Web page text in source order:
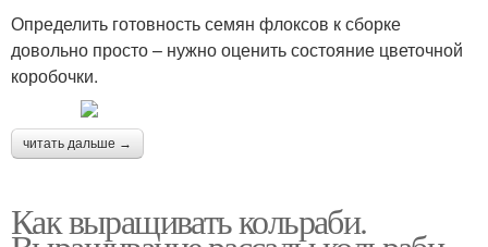
Определить готовность семян флоксов к сборке
довольно просто – нужно оценить состояние цветочной
коробочки.
читать дальше →
Как выращивать кольраби.